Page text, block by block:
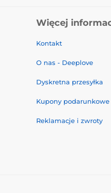
Więcej
Kontakt
O nas - Deeplove
Dyskretna przesyłka
Kupony podarunkowe
Reklamacje i zwroty